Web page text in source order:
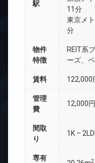
駅
11分
東京メ
分
物件
特徴
REIT系
ーズ、
賃料 122,000
管理
費
12,000
間取
り
1K –
専有
2